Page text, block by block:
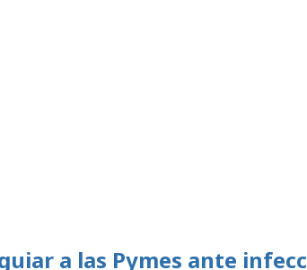
a las Pymes ante